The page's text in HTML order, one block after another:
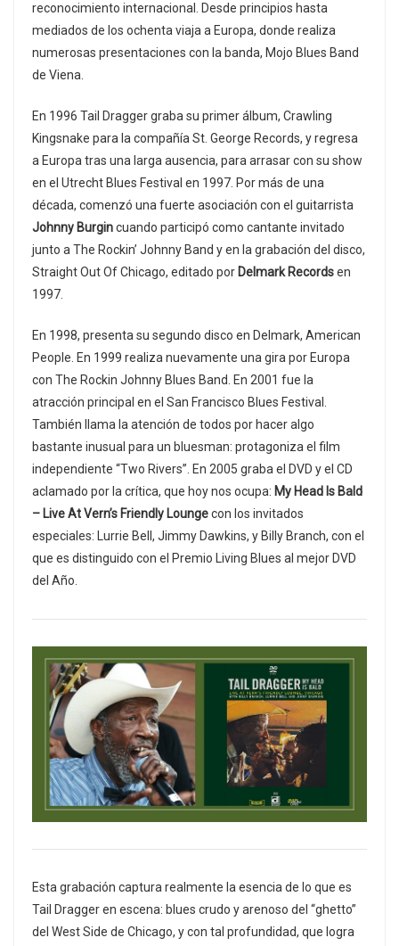
reconocimiento internacional. Desde principios hasta
mediados de los ochenta viaja a Europa, donde realiza
numerosas presentaciones con la banda, Mojo Blues Band
de Viena.
En 1996 Tail Dragger graba su primer álbum, Crawling
Kingsnake para la compañía St. George Records, y regresa
a Europa tras una larga ausencia, para arrasar con su show
en el Utrecht Blues Festival en 1997. Por más de una
década, comenzó una fuerte asociación con el guitarrista
Johnny Burgincuando participó como cantante invitado
junto a The Rockin’ Johnny Band y en la grabación del disco,
Straight Out Of Chicago, editado por Delmark Recordsen
1997.
En 1998, presenta su segundo disco en Delmark, American
People. En 1999 realiza nuevamente una gira por Europa
con The Rockin Johnny Blues Band. En 2001 fue la
atracción principal en el San Francisco Blues Festival.
También llama la atención de todos por hacer algo
bastante inusual para un bluesman: protagoniza el film
independiente “Two Rivers”. En 2005 graba el DVD y el CD
aclamado por la crítica, que hoy nos ocupa: My Head Is Bald
– Live At Vern’s Friendly Loungecon los invitados
especiales: Lurrie Bell, Jimmy Dawkins, y Billy Branch, con el
que es distinguido con el Premio Living Blues al mejor DVD
del Año.
Esta grabación captura realmente la esencia de lo que es
Tail Dragger en escena: blues crudo y arenoso del “ghetto”
del West Side de Chicago, y con tal profundidad, que logra